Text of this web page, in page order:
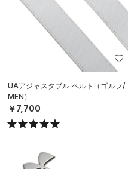
UAアジャスタブル ベルト（ゴルフ/
MEN）
￥7,700